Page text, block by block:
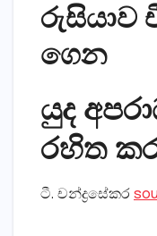
රුසියාව
ගෙන
යුද
රහිත
ටී. චන්ද්‍රසේකර